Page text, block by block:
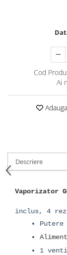
Cod
Ai
Descriere
Vaporizator
inclus, 4
1